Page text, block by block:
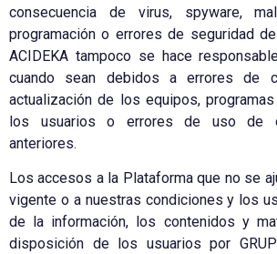
consecuencia de virus, spyware,
programación o errores de seguridad
ACIDEKA tampoco se hace
cuando sean debidos a errores de
actualización de los equipos,
los usuarios o errores de uso de
anteriores.
Los accesos a la Plataforma que no se
vigente o a nuestras condiciones y los
de la información, los contenidos y
disposición de los usuarios por